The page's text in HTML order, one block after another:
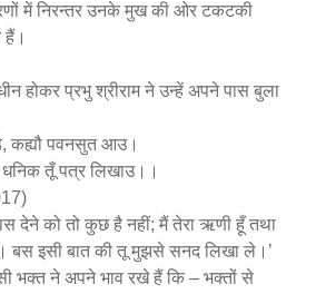
में निरन्तर उनके मुख की ओर टकटकी
हैं।
होकर प्रभु श्रीराम ने उन्हें अपने पास बुला
कह्यौ पवनसुत आउ।
धनिक तूँ पत्र लिखाउ।।
देने को तो कुछ है नहीं; मैं तेरा ऋणी हूँ तथा
बस इसी बात की तू मुझसे सनद लिखा ले।’
भक्त ने अपने भाव रखे हैं कि – भक्तों से